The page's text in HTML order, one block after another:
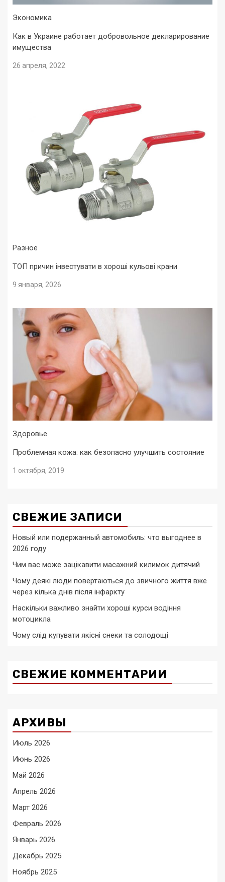
Экономика
Как в Украине работает добровольное декларирование
имущества
26 апреля, 2022
Разное
ТОП причин інвестувати в хороші кульові крани
9 января, 2026
Здоровье
Проблемная кожа: как безопасно улучшить состояние
1 октября, 2019
СВЕЖИЕ ЗАПИСИ
Новый или подержанный автомобиль: что выгоднее в
2026 году
Чим вас може зацікавити масажний килимок дитячий
Чому деякі люди повертаються до звичного життя вже
через кілька днів після інфаркту
Наскільки важливо знайти хороші курси водіння
мотоцикла
Чому слід купувати якісні снеки та солодощі
СВЕЖИЕ КОММЕНТАРИИ
АРХИВЫ
Июль 2026
Июнь 2026
Май 2026
Апрель 2026
Март 2026
Февраль 2026
Январь 2026
Декабрь 2025
Ноябрь 2025